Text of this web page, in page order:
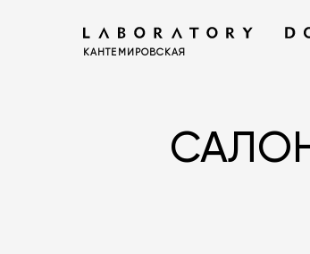
КАНТЕМИРОВСКАЯ